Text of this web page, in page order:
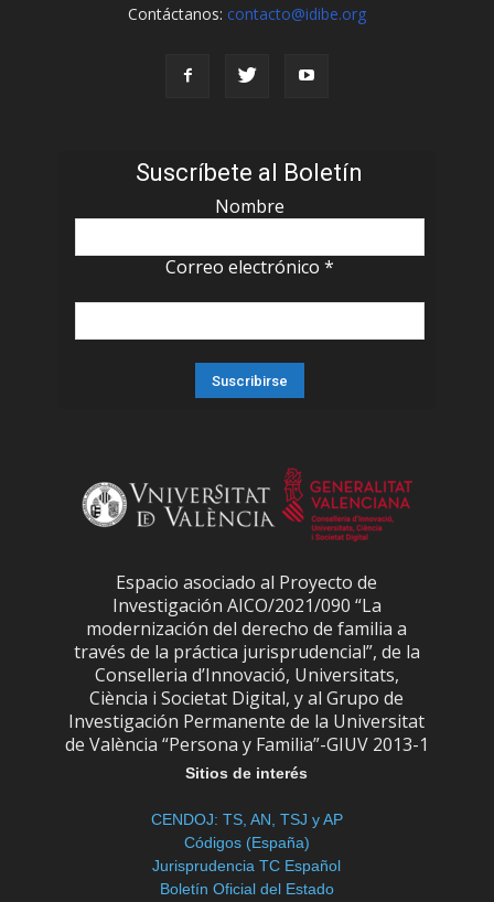
Contáctanos: contacto@idibe.org
Suscríbete al Boletín
Nombre
Correo electrónico *
Espacio asociado al Proyecto de
Investigación AICO/2021/090 “La
modernización del derecho de familia a
través de la práctica jurisprudencial”, de la
Conselleria d’Innovació, Universitats,
Ciència i Societat Digital, y al Grupo de
Investigación Permanente de la Universitat
de València “Persona y Familia”-GIUV 2013-1
Sitios de interés
CENDOJ: TS, AN, TSJ y AP
Códigos (España)
Jurisprudencia TC Español
Boletín Oficial del Estado